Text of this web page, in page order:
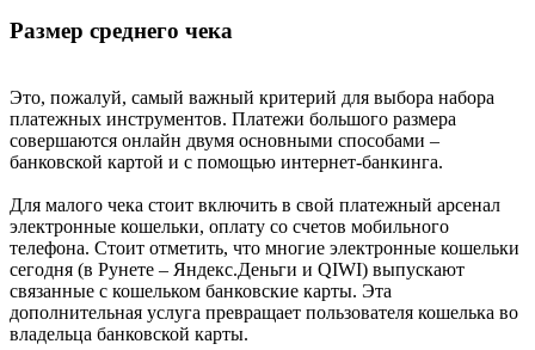
Размер среднего чека
Это, пожалуй, самый важный критерий для выбора набора
платежных инструментов. Платежи большого размера
совершаются онлайн двумя основными способами –
банковской картой и с помощью интернет-банкинга.
Для малого чека стоит включить в свой платежный арсенал
электронные кошельки, оплату со счетов мобильного
телефона. Стоит отметить, что многие электронные кошельки
сегодня (в Рунете – Яндекс.Деньги и QIWI) выпускают
связанные с кошельком банковские карты. Эта
дополнительная услуга превращает пользователя кошелька во
владельца банковской карты.